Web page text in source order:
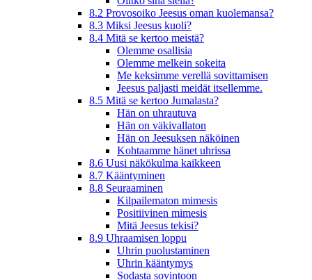
8.2 Provosoiko Jeesus oman kuolemansa?
8.3 Miksi Jeesus kuoli?
8.4 Mitä se kertoo meistä?
Olemme osallisia
Olemme melkein sokeita
Me keksimme verellä sovittamisen
Jeesus paljasti meidät itsellemme.
8.5 Mitä se kertoo Jumalasta?
Hän on uhrautuva
Hän on väkivallaton
Hän on Jeesuksen näköinen
Kohtaamme hänet uhrissa
8.6 Uusi näkökulma kaikkeen
8.7 Kääntyminen
8.8 Seuraaminen
Kilpailematon mimesis
Positiivinen mimesis
Mitä Jeesus tekisi?
8.9 Uhraamisen loppu
Uhrin puolustaminen
Uhrin kääntymys
Sodasta sovintoon